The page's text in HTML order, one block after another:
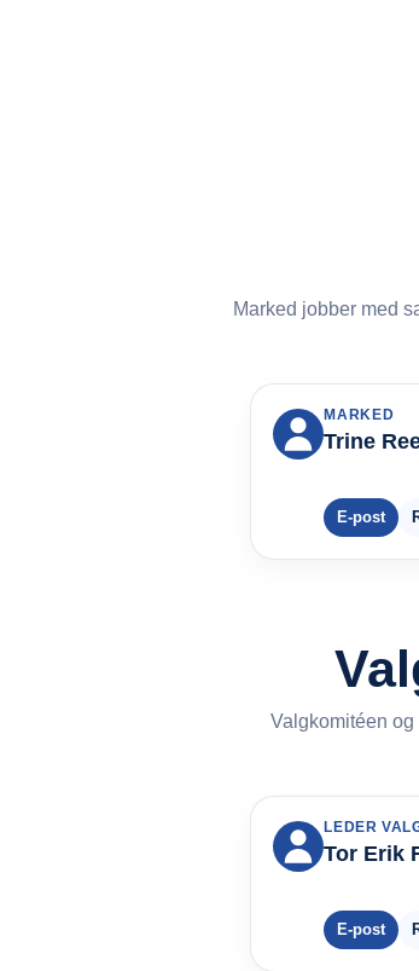
Marked jobber med
MARKED
Trine
E-post
Valgkomitéen
LEDER
Tor Erik
E-post